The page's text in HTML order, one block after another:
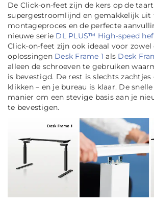
De Click-on-feet zijn de kers op de
supergestroomlijnd en gemakkelijk uit
montageproces en de perfecte
nieuwe serie DL PLUS™ High-speed
Click-on-feet zijn ook ideaal voor
oplossingen Desk Frame 1 als Desk
alleen de schroeven te gebruiken
is bevestigd. De rest is slechts zachtjes
klikken – en je bureau is klaar. De
manier om een stevige basis aan je
te bevestigen.